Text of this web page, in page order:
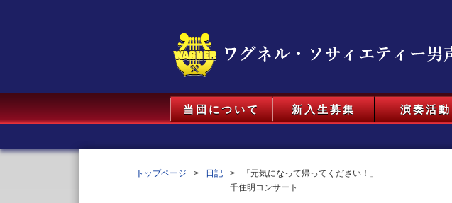
当団について 新入生募集 演奏活動
トップページ 日記
「元気になって帰ってください！」
千住明コンサート